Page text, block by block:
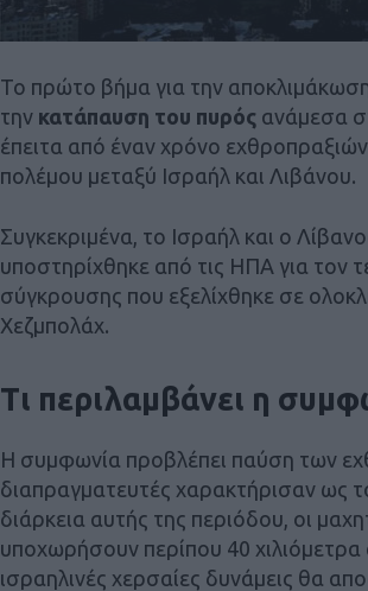
Το πρώτο βήμα για την
την κατάπαυση του πυρός ανάμεσα
έπειτα από έναν χρόνο
πολέμου μεταξύ Ισραήλ και Λιβάνου.
Συγκεκριμένα, το Ισραήλ και ο
υποστηρίχθηκε από τις ΗΠΑ για τον
σύγκρουσης που εξελίχθηκε σε
Χεζμπολάχ.
Τι περιλαμβάνει η
Η συμφωνία προβλέπει παύση των
διαπραγματευτές χαρακτήρισαν ως
διάρκεια αυτής της περιόδου, οι
υποχωρήσουν περίπου 40
ισραηλινές χερσαίες δυνάμεις θα